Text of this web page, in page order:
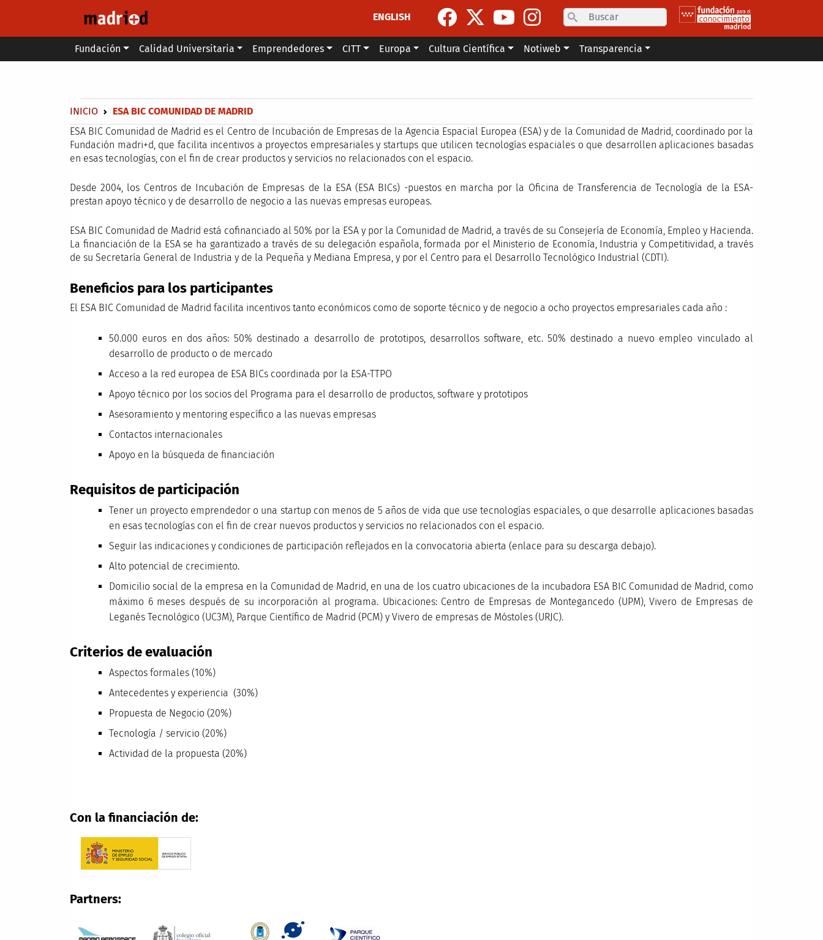
ENGLISH
Search
Main menu
Fundación Calidad Universitaria Emprendedores CITT Europa Cultura Científica Notiweb Transparencia
Sobrescribir enlaces de ayuda a la navegación
INICIO
ESA BIC COMUNIDAD DE MADRID
ESA BIC Comunidad de Madrid es el Centro de Incubación de Empresas de la Agencia Espacial Europea (ESA) y de la Comunidad de Madrid, coordinado por la
Fundación madri+d, que facilita incentivos a proyectos empresariales y startups que utilicen tecnologías espaciales o que desarrollen aplicaciones basadas
en esas tecnologías, con el fin de crear productos y servicios no relacionados con el espacio.
Desde 2004, los Centros de Incubación de Empresas de la ESA (ESA BICs) -puestos en marcha por la Oficina de Transferencia de Tecnología de la ESA-
prestan apoyo técnico y de desarrollo de negocio a las nuevas empresas europeas.
ESA BIC Comunidad de Madrid está cofinanciado al 50% por la ESA y por la Comunidad de Madrid, a través de su Consejería de Economía, Empleo y Hacienda.
La financiación de la ESA se ha garantizado a través de su delegación española, formada por el Ministerio de Economía, Industria y Competitividad, a través
de su Secretaría General de Industria y de la Pequeña y Mediana Empresa, y por el Centro para el Desarrollo Tecnológico Industrial (CDTI).
Beneficios para los participantes
El ESA BIC Comunidad de Madrid facilita incentivos tanto económicos como de soporte técnico y de negocio a ocho proyectos empresariales cada año :
50.000 euros en dos años: 50% destinado a desarrollo de prototipos, desarrollos software, etc. 50% destinado a nuevo empleo vinculado al
desarrollo de producto o de mercado
Acceso a la red europea de ESA BICs coordinada por la ESA-TTPO
Apoyo técnico por los socios del Programa para el desarrollo de productos, software y prototipos
Asesoramiento y mentoring específico a las nuevas empresas
Contactos internacionales
Apoyo en la búsqueda de financiación
Requisitos de participación
Tener un proyecto emprendedor o una startup con menos de 5 años de vida que use tecnologías espaciales, o que desarrolle aplicaciones basadas
en esas tecnologías con el fin de crear nuevos productos y servicios no relacionados con el espacio.
Seguir las indicaciones y condiciones de participación reflejados en la convocatoria abierta (enlace para su descarga debajo).
Alto potencial de crecimiento.
Domicilio social de la empresa en la Comunidad de Madrid, en una de los cuatro ubicaciones de la incubadora ESA BIC Comunidad de Madrid, como
máximo 6 meses después de su incorporación al programa. Ubicaciones: Centro de Empresas de Montegancedo (UPM), Vivero de Empresas de
Leganés Tecnológico (UC3M), Parque Científico de Madrid (PCM) y Vivero de empresas de Móstoles (URJC).
Criterios de evaluación
Aspectos formales (10%)
Antecedentes y experiencia (30%)
Propuesta de Negocio (20%)
Tecnología / servicio (20%)
Actividad de la propuesta (20%)
Con la financiación de:
Partners: